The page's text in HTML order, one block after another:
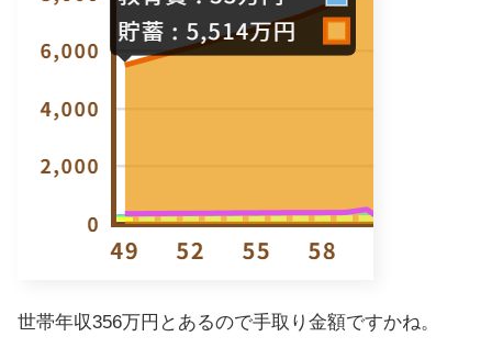
世帯年収356万円とあるので手取り金額ですかね。